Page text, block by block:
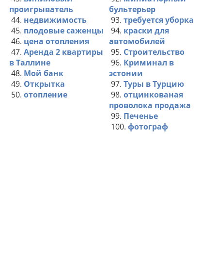
проигрыватель
44. недвижимость
45. плодовые саженцы
46. цена отопления
47. Аренда 2 квартиры
в Таллине
48. Мой банк
49. Открытка
50. отопление
бультерьер
93. требуется уборка
94. краски для
автомобилей
95. Строительство
96. Криминал в
эстонии
97. Туры в Турцию
98. отцинкованая
проволока продажа
99. Печенье
100. фотограф